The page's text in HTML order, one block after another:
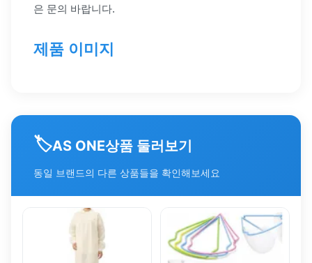
은 문의 바랍니다.
제품 이미지
🏷️AS ONE상품 둘러보기
동일 브랜드의 다른 상품들을 확인해보세요